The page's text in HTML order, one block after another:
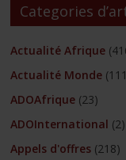
Categories
Actualité Afrique
Actualité Monde
ADOAfrique (23)
ADOInternational (2)
Appels d'offres (218)